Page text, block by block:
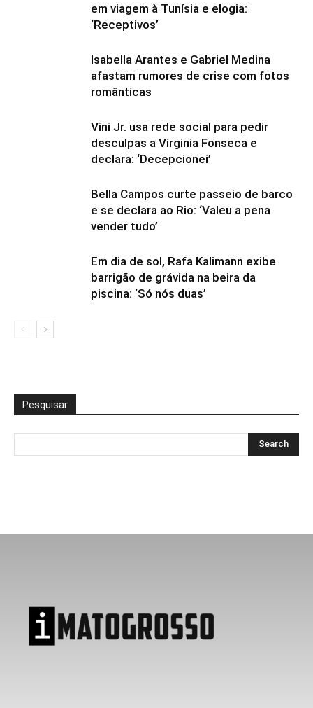
em viagem à Tunísia e elogia:
‘Receptivos’
Isabella Arantes e Gabriel Medina
afastam rumores de crise com fotos
românticas
Vini Jr. usa rede social para pedir
desculpas a Virginia Fonseca e
declara: ‘Decepcionei’
Bella Campos curte passeio de barco
e se declara ao Rio: ‘Valeu a pena
vender tudo’
Em dia de sol, Rafa Kalimann exibe
barrigão de grávida na beira da
piscina: ‘Só nós duas’
Pesquisar